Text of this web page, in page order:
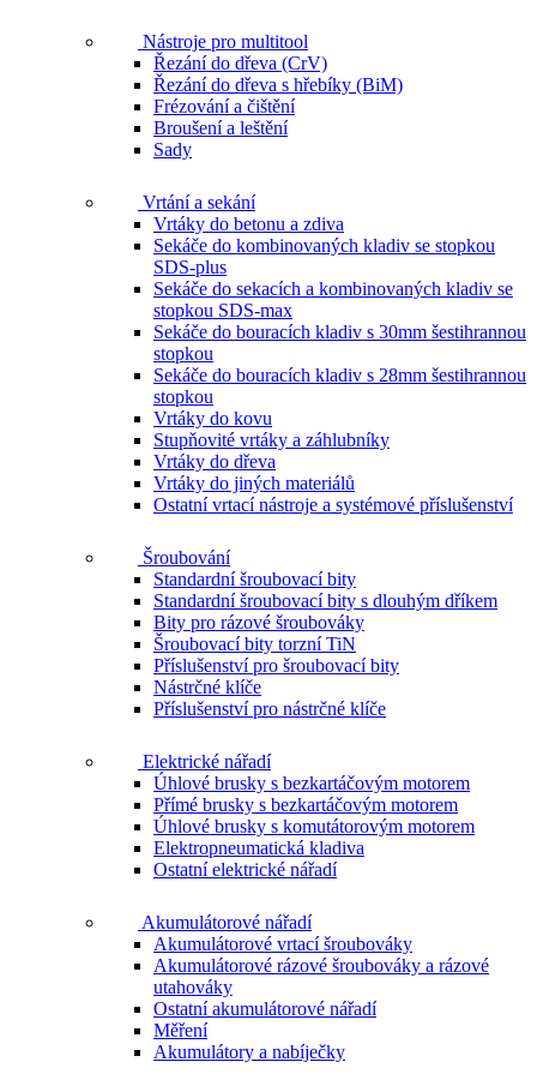
Nástroje pro multitool
Řezání do dřeva (CrV)
Řezání do dřeva s hřebíky (BiM)
Frézování a čištění
Broušení a leštění
Sady
Vrtání a sekání
Vrtáky do betonu a zdiva
Sekáče do kombinovaných kladiv se stopkou
SDS-plus
Sekáče do sekacích a kombinovaných kladiv se
stopkou SDS-max
Sekáče do bouracích kladiv s 30mm šestihrannou
stopkou
Sekáče do bouracích kladiv s 28mm šestihrannou
stopkou
Vrtáky do kovu
Stupňovité vrtáky a záhlubníky
Vrtáky do dřeva
Vrtáky do jiných materiálů
Ostatní vrtací nástroje a systémové příslušenství
Šroubování
Standardní šroubovací bity
Standardní šroubovací bity s dlouhým dříkem
Bity pro rázové šroubováky
Šroubovací bity torzní TiN
Příslušenství pro šroubovací bity
Nástrčné klíče
Příslušenství pro nástrčné klíče
Elektrické nářadí
Úhlové brusky s bezkartáčovým motorem
Přímé brusky s bezkartáčovým motorem
Úhlové brusky s komutátorovým motorem
Elektropneumatická kladiva
Ostatní elektrické nářadí
Akumulátorové nářadí
Akumulátorové vrtací šroubováky
Akumulátorové rázové šroubováky a rázové
utahováky
Ostatní akumulátorové nářadí
Měření
Akumulátory a nabíječky